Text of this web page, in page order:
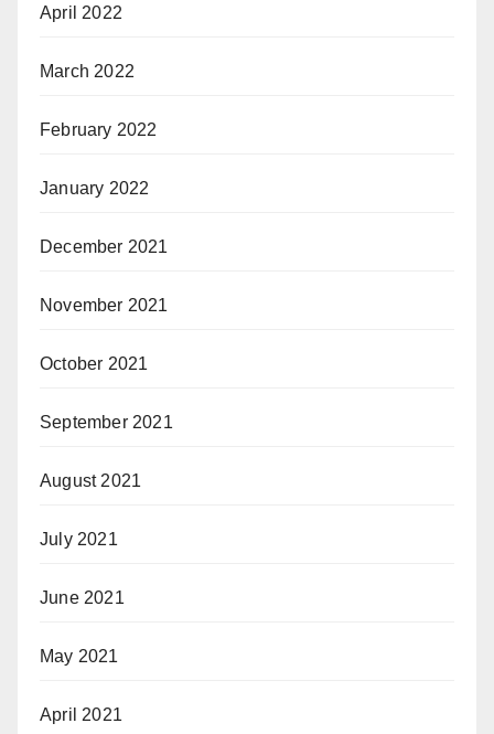
April 2022
March 2022
February 2022
January 2022
December 2021
November 2021
October 2021
September 2021
August 2021
July 2021
June 2021
May 2021
April 2021